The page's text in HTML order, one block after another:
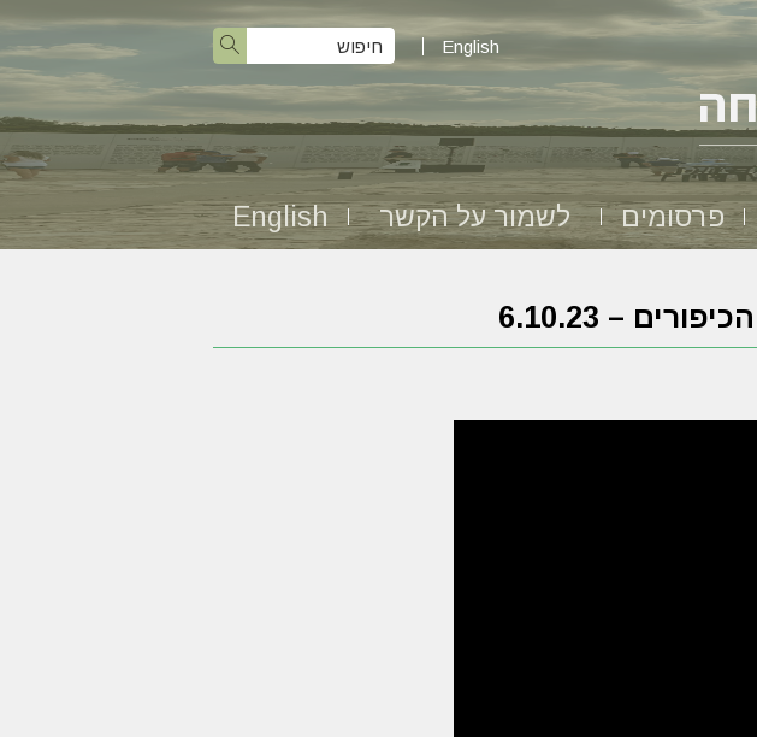
English
פרסומים לשמור על הקשר English